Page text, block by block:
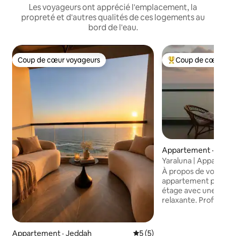
Les voyageurs ont apprécié l'emplacement, la
propreté et d'autres qualités de ces logements au
bord de l'eau.
Coup de cœur voyageurs
Coup de cœur voyageurs
Appartement · Jeddah Note moyenne de 5 sur
5 (5)
Coup de cœur
Coup de cœur
Appartement ·
Yaraluna |
mer Rouge au
À propos de votre
appartement
étage avec une
relaxante.